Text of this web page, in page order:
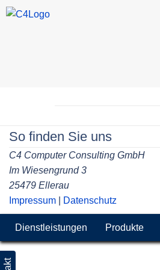
So finden Sie uns
C4 Computer Consulting GmbH
Im Wiesengrund 3
25479 Ellerau
Impressum
Datenschutz
Dienstleistungen Produkte